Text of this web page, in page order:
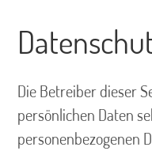
Die Betreiber dieser
persönlichen Daten
personenbezogenen